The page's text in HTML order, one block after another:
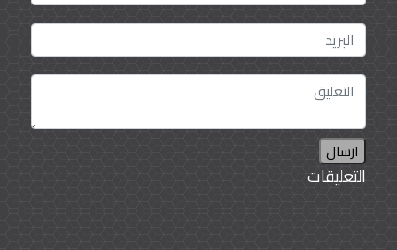
ارسال
التعليقات